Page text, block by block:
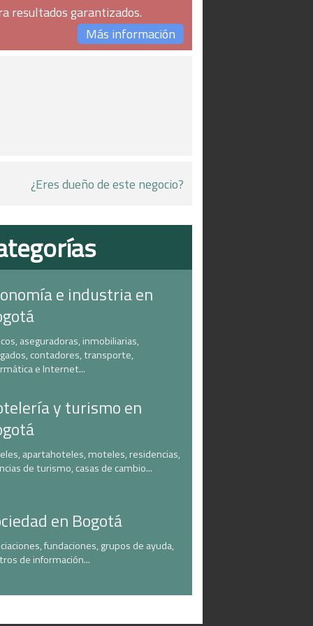
resultados garantizados.
Más información
¿Eres dueño de este negocio?
e industria en
aseguradoras, inmobiliarias,
contadores, transporte,
e Internet...
y turismo en
apartahoteles, moteles, residencias,
de turismo, casas de cambio...
en Bogotá
fundaciones, grupos de ayuda,
de información...